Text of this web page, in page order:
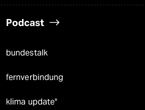
Podcast
bundestalk
fernverbindung
klima update°